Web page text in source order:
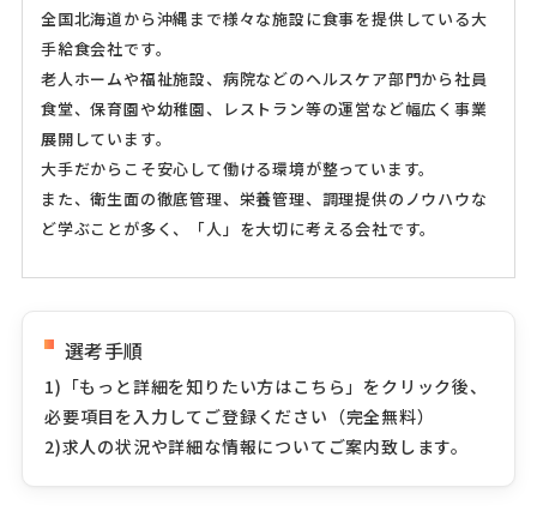
全国北海道から沖縄まで様々な施設に食事を提供している大
手給食会社です。
老人ホームや福祉施設、病院などのヘルスケア部門から社員
食堂、保育園や幼稚園、レストラン等の運営など幅広く事業
展開しています。
大手だからこそ安心して働ける環境が整っています。
また、衛生面の徹底管理、栄養管理、調理提供のノウハウな
ど学ぶことが多く、「人」を大切に考える会社です。
選考手順
1)「もっと詳細を知りたい方はこちら」をクリック後、
必要項目を入力してご登録ください（完全無料）
2)求人の状況や詳細な情報についてご案内致します。